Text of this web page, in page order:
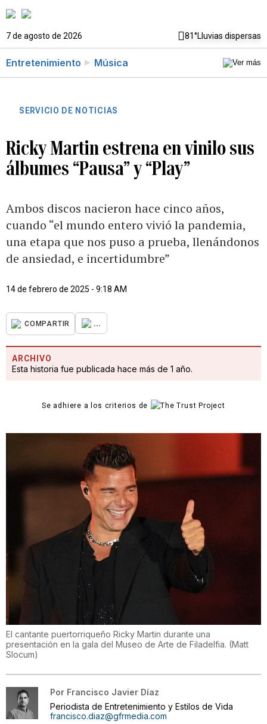
7 de agosto de 2026 81°Lluvias dispersas
Entretenimiento Música
SERVICIO DE NOTICIAS
Ricky Martin estrena en vinilo sus
álbumes “Pausa” y “Play”
Ambos discos nacieron hace cinco años,
cuando “el mundo entero vivió la pandemia,
una etapa que nos puso a prueba, llenándonos
de ansiedad, e incertidumbre”
14 de febrero de 2025 - 9:18 AM
COMPARTIR ...
ARCHIVO
Esta historia fue publicada hace más de 1 año.
Se adhiere a los criterios de
El cantante puertorriqueño Ricky Martin durante una
presentación en la gala del Museo de Arte de Filadelfia. (Matt
Slocum)
Por Francisco Javier Díaz
Periodista de Entretenimiento y Estilos de Vida
francisco.diaz@gfrmedia.com